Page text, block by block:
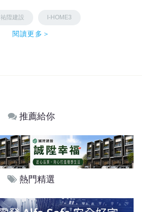
祐陞建設 I-HOME3
閱讀更多＞
推薦給你
熱門精選